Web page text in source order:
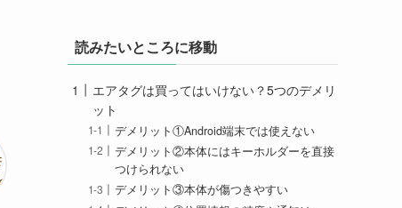
読みたいところに移動
エアタグは買ってはいけない？5つのデメリ
ット
デメリット①Android端末では使えない
デメリット②本体にはキーホルダーを直接
つけられない
デメリット③本体が傷つきやすい